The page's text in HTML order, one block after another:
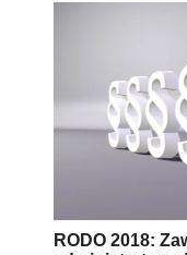
RODO 2018: